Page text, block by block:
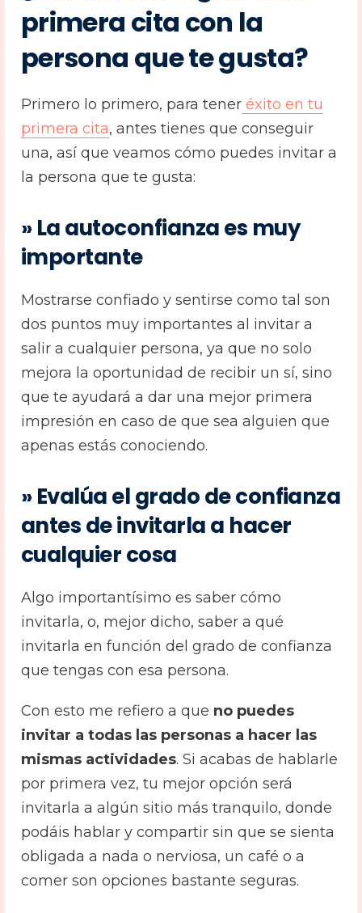
primera cita con la
persona que te gusta?
Primero lo primero, para tener éxito en tu
primera cita, antes tienes que conseguir
una, así que veamos cómo puedes invitar a
la persona que te gusta:
» La autoconfianza es muy
importante
Mostrarse confiado y sentirse como tal son
dos puntos muy importantes al invitar a
salir a cualquier persona, ya que no solo
mejora la oportunidad de recibir un sí, sino
que te ayudará a dar una mejor primera
impresión en caso de que sea alguien que
apenas estás conociendo.
» Evalúa el grado de confianza
antes de invitarla a hacer
cualquier cosa
Algo importantísimo es saber cómo
invitarla, o, mejor dicho, saber a qué
invitarla en función del grado de confianza
que tengas con esa persona.
Con esto me refiero a que no puedes
invitar a todas las personas a hacer las
mismas actividades. Si acabas de hablarle
por primera vez, tu mejor opción será
invitarla a algún sitio más tranquilo, donde
podáis hablar y compartir sin que se sienta
obligada a nada o nerviosa, un café o a
comer son opciones bastante seguras.